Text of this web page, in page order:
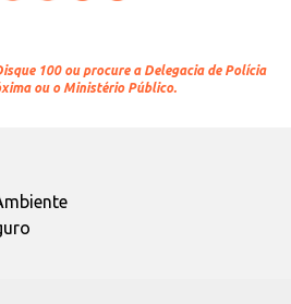
100 ou procure a Delegacia de Polícia
ou o Ministério Público.